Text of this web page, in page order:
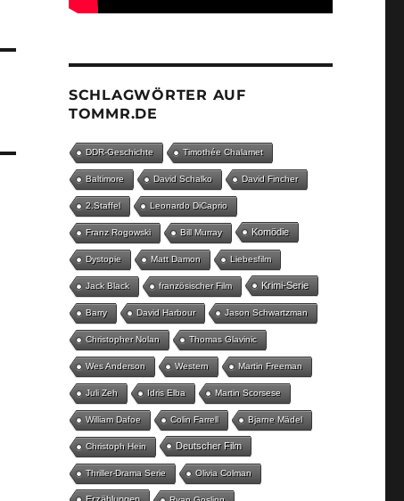
SCHLAGWÖRTER AUF
TOMMR.DE
DDR-Geschichte Timothée Chalamet
Baltimore David Schalko David Fincher
2.Staffel Leonardo DiCaprio
Franz Rogowski Bill Murray Komödie
Dystopie Matt Damon Liebesfilm
Jack Black französischer Film Krimi-Serie
Barry David Harbour Jason Schwartzman
Christopher Nolan Thomas Glavinic
Wes Anderson Western Martin Freeman
Juli Zeh Idris Elba Martin Scorsese
William Dafoe Colin Farrell Bjarne Mädel
Christoph Hein Deutscher Film
Thriller-Drama Serie Olivia Colman